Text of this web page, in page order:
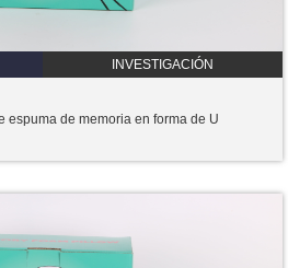
INVESTIGACIÓN
espuma de memoria en forma de U